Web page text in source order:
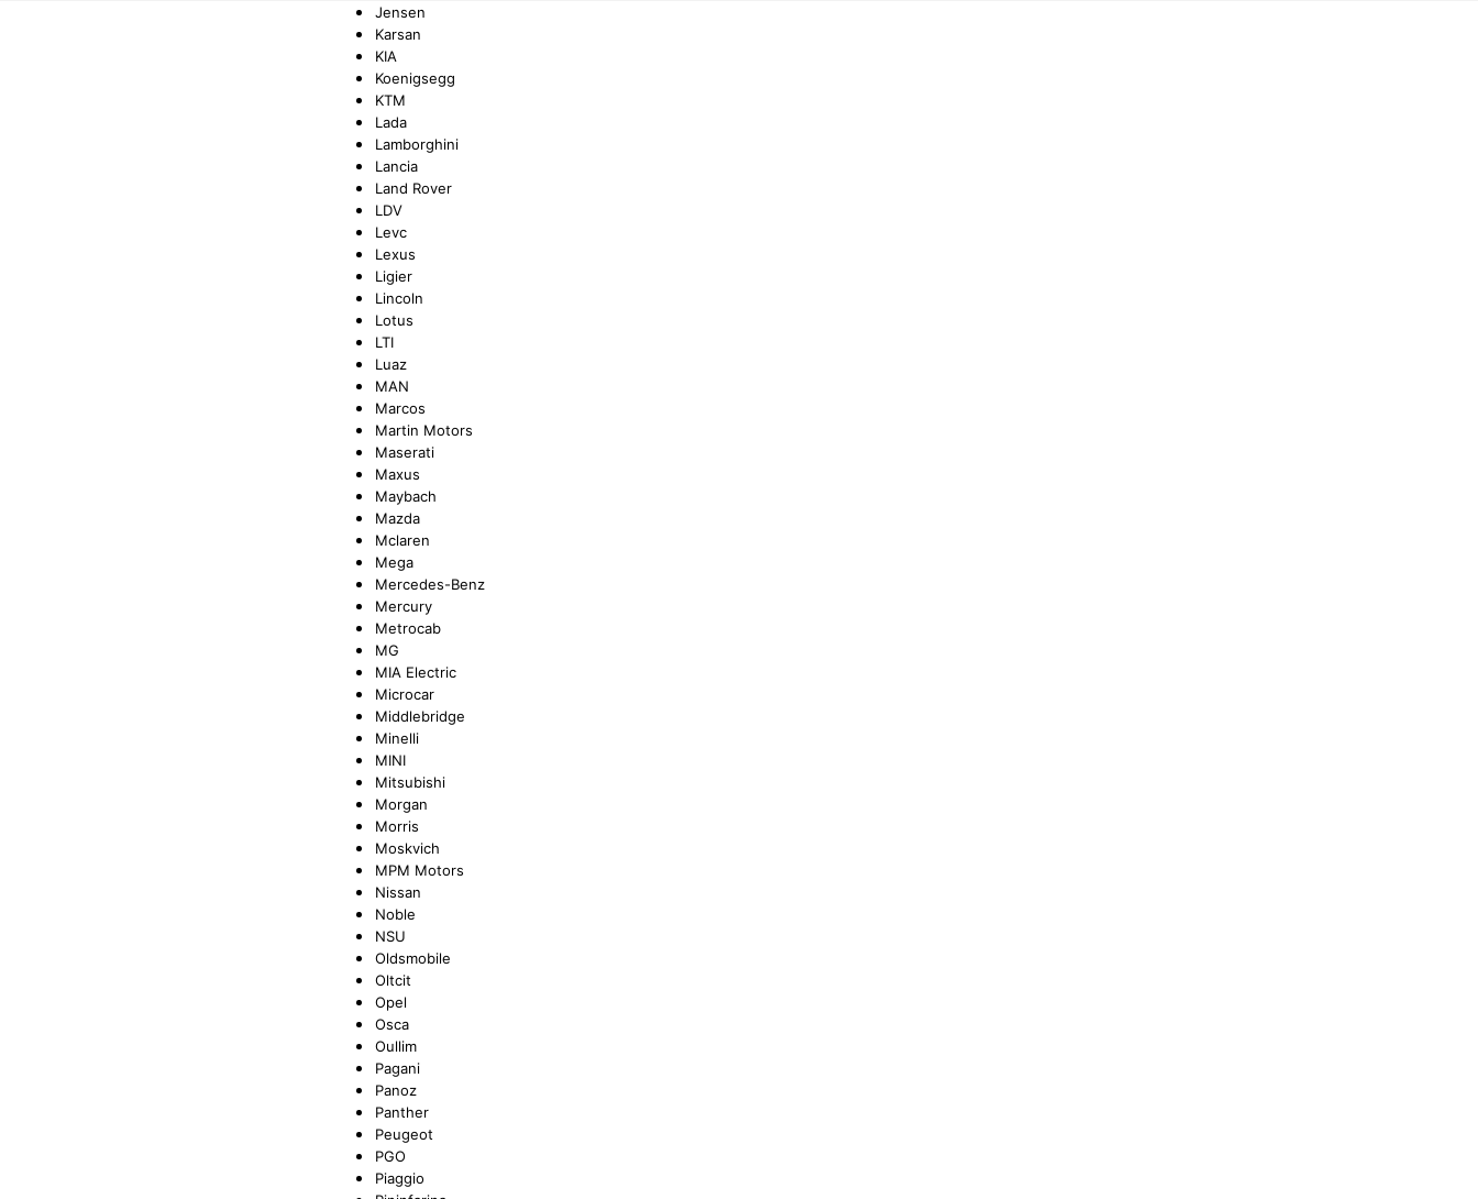
Jensen
Karsan
KIA
Koenigsegg
KTM
Lada
Lamborghini
Lancia
Land Rover
LDV
Levc
Lexus
Ligier
Lincoln
Lotus
LTI
Luaz
MAN
Marcos
Martin Motors
Maserati
Maxus
Maybach
Mazda
Mclaren
Mega
Mercedes-Benz
Mercury
Metrocab
MG
MIA Electric
Microcar
Middlebridge
Minelli
MINI
Mitsubishi
Morgan
Morris
Moskvich
MPM Motors
Nissan
Noble
NSU
Oldsmobile
Oltcit
Opel
Osca
Oullim
Pagani
Panoz
Panther
Peugeot
PGO
Piaggio